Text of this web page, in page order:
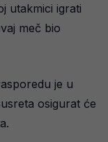
utakmici igrati
meč bio
je u
osigurat će